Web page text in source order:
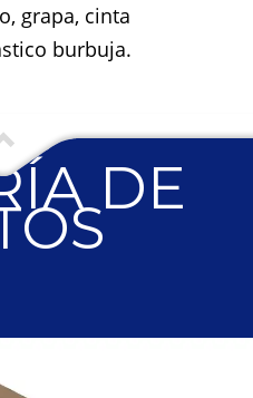
grapa, cinta
burbuja.
DE